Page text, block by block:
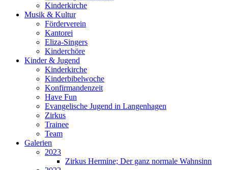
Kinderkirche
Musik & Kultur
Förderverein
Kantorei
Eliza-Singers
Kinderchöre
Kinder & Jugend
Kinderkirche
Kinderbibelwoche
Konfirmandenzeit
Have Fun
Evangelische Jugend in Langenhagen
Zirkus
Trainee
Team
Galerien
2023
Zirkus Hermine; Der ganz normale Wahnsinn